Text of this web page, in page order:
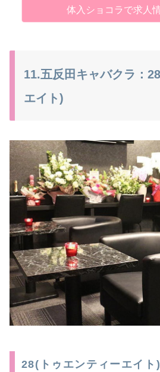
体入ショコラで求人
11.五反田キャバクラ：
エイト)
28(トゥエンティーエイト